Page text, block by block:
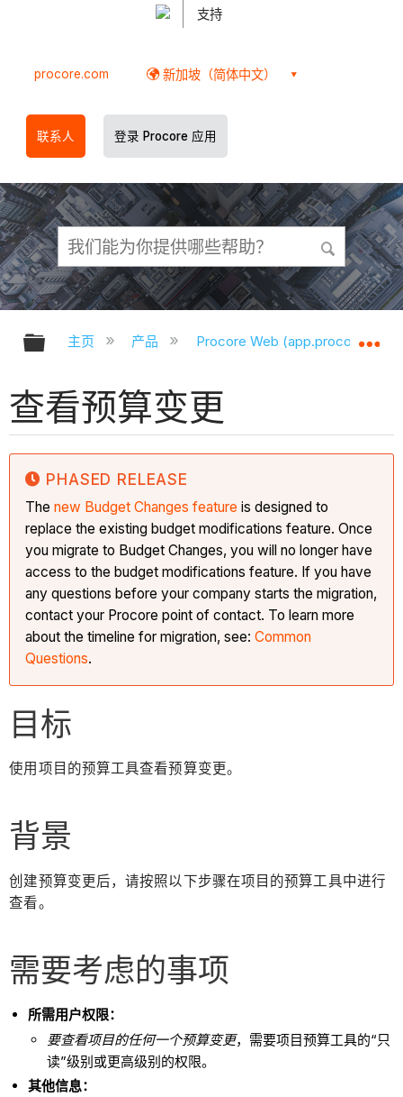
支持
procore.com 新加坡（简体中文）
联系人 登录 Procore 应用
扩展/隐缩全局层次
主页 产品 Procore Web
查看预算变更
PHASED RELEASE
Thenew Budget Changes feature is designed to
replace the existing budget modifications feature. Once
you migrate to Budget Changes, you will no longer have
access to the budget modifications feature. If you have
any questions before your company starts the migration,
contact your Procore point of contact. To learn more
about the timeline for migration, see:Common
Questions.
目标
使用项目的预算工具查看预算变更。
背景
创建预算变更后，请按照以下步骤在项目的预算工具中进行
查看。
需要考虑的事项
所需用户权限：
要查看项目的任何一个预算变更，需要项目预算工具的“只
读”级别或更高级别的权限。
其他信息：